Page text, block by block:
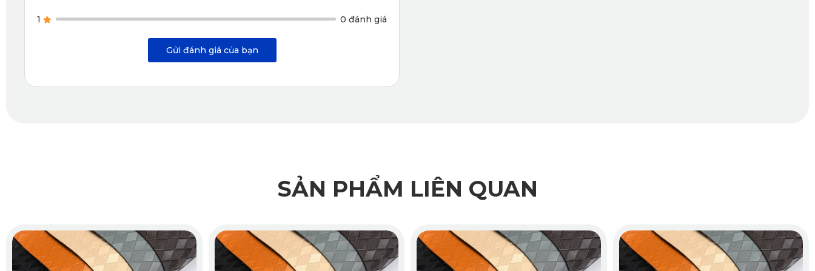
Thảm sàn ô tô 360 Volkswagen Tiguan Allspace nhà KATA sử dụng chất liệu da PU cao cấp
Điều đáng chú ý là bề mặt da chống nấm mốc và không có mùi, rất phù hợp với không gian kín như xe điện. Người dùng hoàn toàn yên tâm sử dụng lâu dài mà không lo mùi hóa chất
1 0 đánh giá
Gửi đánh giá của bạn
SẢN PHẨM LIÊN QUAN